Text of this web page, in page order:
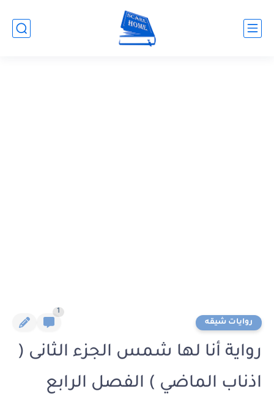
روايات شيقه
1
رواية أنا لها شمس الجزء الثانى (
اذناب الماضي ) الفصل الرابع